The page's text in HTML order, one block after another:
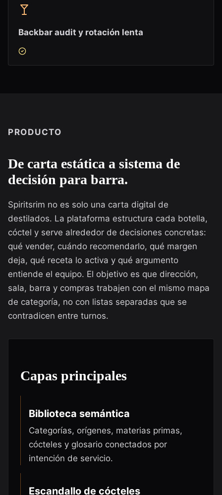
Backbar audit y rotación lenta
PRODUCTO
De carta estática a sistema de
decisión para barra.
Spiritsrim no es solo una carta digital de
destilados. La plataforma estructura cada botella,
cóctel y serve alrededor de decisiones concretas:
qué vender, cuándo recomendarlo, qué margen
deja, qué receta lo activa y qué argumento
entiende el equipo. El objetivo es que dirección,
sala, barra y compras trabajen con el mismo mapa
de categoría, no con listas separadas que se
contradicen entre turnos.
Capas principales
Biblioteca semántica
Categorías, orígenes, materias primas,
cócteles y glosario conectados por
intención de servicio.
Escandallo de cócteles